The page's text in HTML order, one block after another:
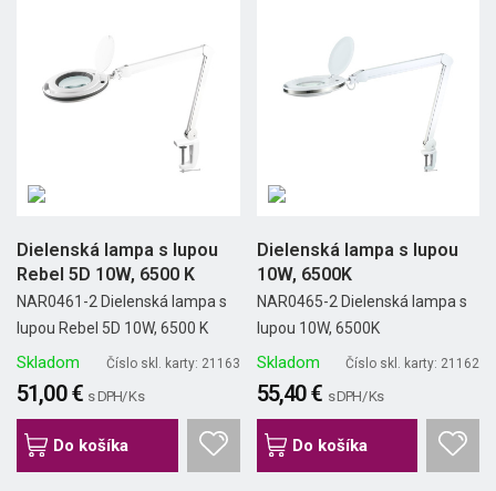
Dielenská lampa s lupou
Rebel 5D 10W, 6500 K
NAR0461-2 Dielenská lampa s
lupou Rebel 5D 10W, 6500 K
Skladom Číslo skl. karty: 21163
51,00 € s DPH/ Ks
Do košíka
Dielenská lampa s lupou
10W, 6500K
NAR0465-2 Dielenská lampa s
lupou 10W, 6500K
Skladom Číslo skl. karty: 21162
55,40 € s DPH/ Ks
Do košíka